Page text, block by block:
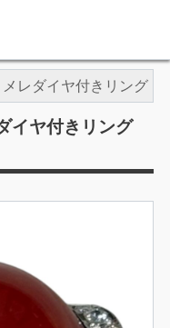
レダイヤ付きリング
イヤ付きリング